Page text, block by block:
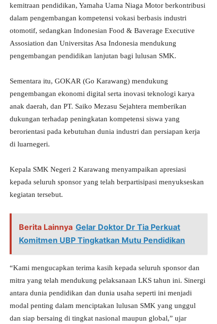
kemitraan pendidikan, Yamaha Uama Niaga Motor berkontribusi
dalam pengembangan kompetensi vokasi berbasis industri
otomotif, sedangkan Indonesian Food & Baverage Executive
Assosiation dan Universitas Asa Indonesia mendukung
pengembangan pendidikan lanjutan bagi lulusan SMK.
Sementara itu, GOKAR (Go Karawang) mendukung
pengembangan ekonomi digital serta inovasi teknologi karya
anak daerah, dan PT. Saiko Mezasu Sejahtera memberikan
dukungan terhadap peningkatan kompetensi siswa yang
berorientasi pada kebutuhan dunia industri dan persiapan kerja
di luarnegeri.
Kepala SMK Negeri 2 Karawang menyampaikan apresiasi
kepada seluruh sponsor yang telah berpartisipasi menyukseskan
kegiatan tersebut.
Berita Lainnya Gelar Doktor Dr Tia Perkuat
Komitmen UBP Tingkatkan Mutu Pendidikan
“Kami mengucapkan terima kasih kepada seluruh sponsor dan
mitra yang telah mendukung pelaksanaan LKS tahun ini. Sinergi
antara dunia pendidikan dan dunia usaha seperti ini menjadi
modal penting dalam menciptakan lulusan SMK yang unggul
dan siap bersaing di tingkat nasional maupun global,” ujar